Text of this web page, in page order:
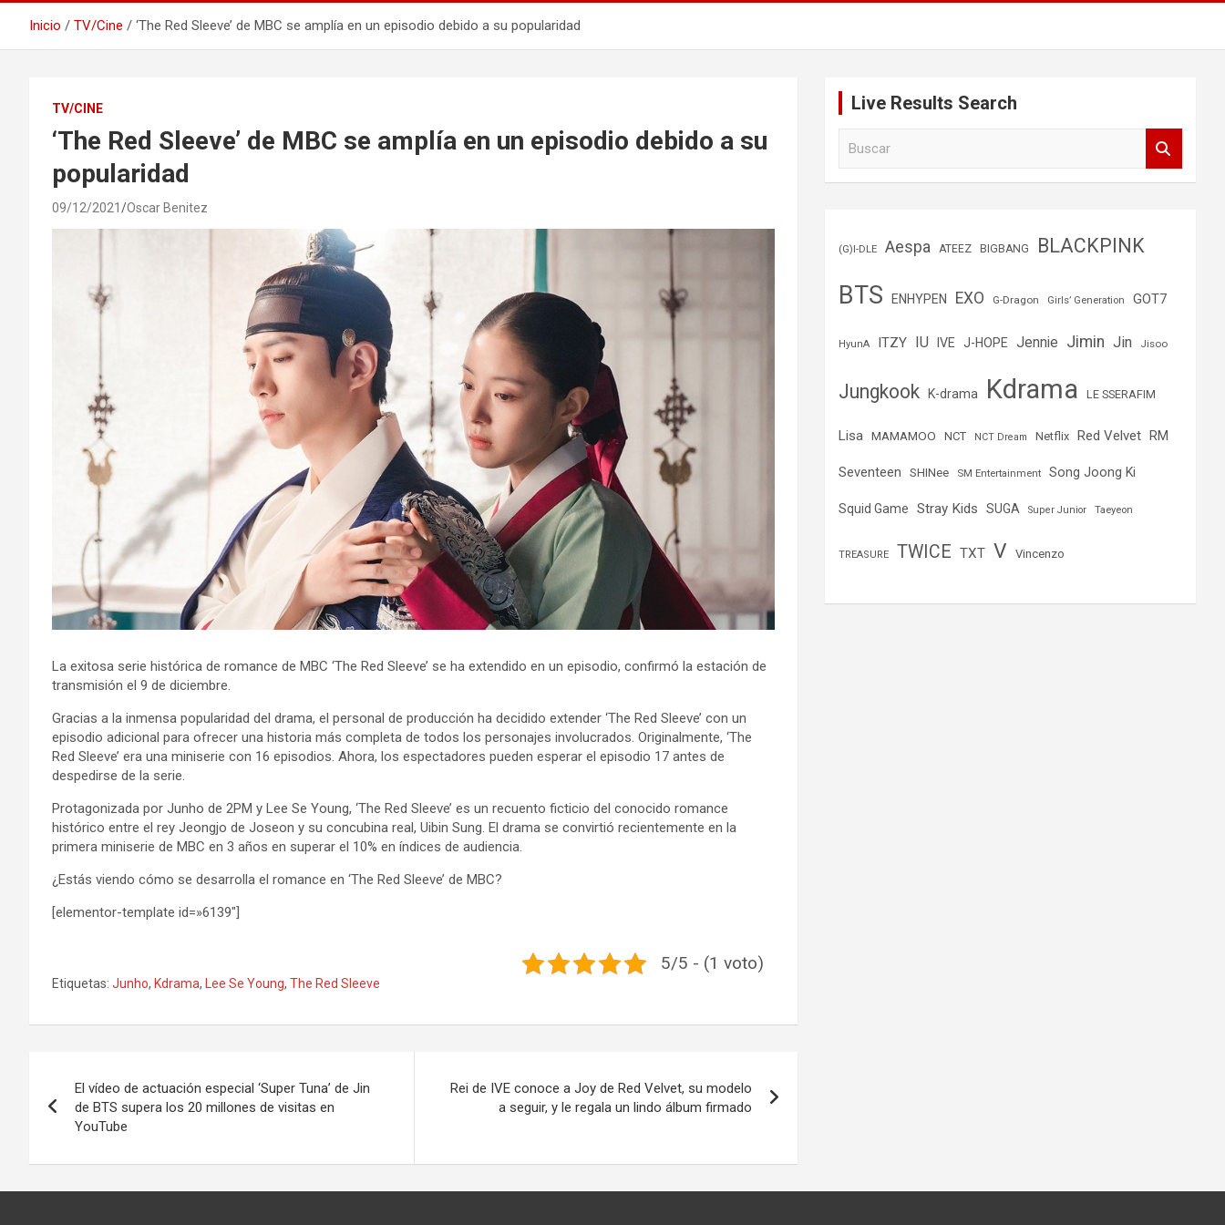
Inicio TV/Cine ‘The Red Sleeve’ de MBC se amplía en un episodio debido a su popularidad
TV/CINE
‘The Red Sleeve’ de MBC se amplía en un episodio debido a su
popularidad
09/12/2021 Oscar Benitez
La exitosa serie histórica de romance de MBC ‘The Red Sleeve’ se ha extendido en un episodio, confirmó la estación de
transmisión el 9 de diciembre.
Gracias a la inmensa popularidad del drama, el personal de producción ha decidido extender ‘The Red Sleeve’ con un
episodio adicional para ofrecer una historia más completa de todos los personajes involucrados. Originalmente, ‘The
Red Sleeve’ era una miniserie con 16 episodios. Ahora, los espectadores pueden esperar el episodio 17 antes de
despedirse de la serie.
Protagonizada por Junho de 2PM y Lee Se Young, ‘The Red Sleeve’ es un recuento ficticio del conocido romance
histórico entre el rey Jeongjo de Joseon y su concubina real, Uibin Sung. El drama se convirtió recientemente en la
primera miniserie de MBC en 3 años en superar el 10% en índices de audiencia.
¿Estás viendo cómo se desarrolla el romance en ‘The Red Sleeve’ de MBC?
[elementor-template id=»6139″]
5/5 - (1 voto)
Etiquetas: Junho, Kdrama, Lee Se Young, The Red Sleeve
de
El vídeo de actuación especial ‘Super Tuna’ de Jin
de BTS supera los 20 millones de visitas en
YouTube
Rei de IVE conoce a Joy de Red Velvet, su modelo
a seguir, y le regala un lindo álbum firmado
Live Results Search
(G)I-DLE Aespa ATEEZ BIGBANG BLACKPINK
BTS ENHYPEN EXO G-Dragon Girls’ Generation GOT7
HyunA ITZY IU IVE J-HOPE Jennie Jimin Jin Jisoo
Jungkook K-drama Kdrama LE SSERAFIM
Lisa MAMAMOO NCT NCT Dream Netflix Red Velvet RM
Seventeen SHINee SM Entertainment Song Joong Ki
Squid Game Stray Kids SUGA Super Junior Taeyeon
TREASURE TWICE TXT V Vincenzo